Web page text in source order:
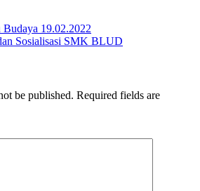
Budaya 19.02.2022
Sosialisasi SMK BLUD
be published. Required fields are